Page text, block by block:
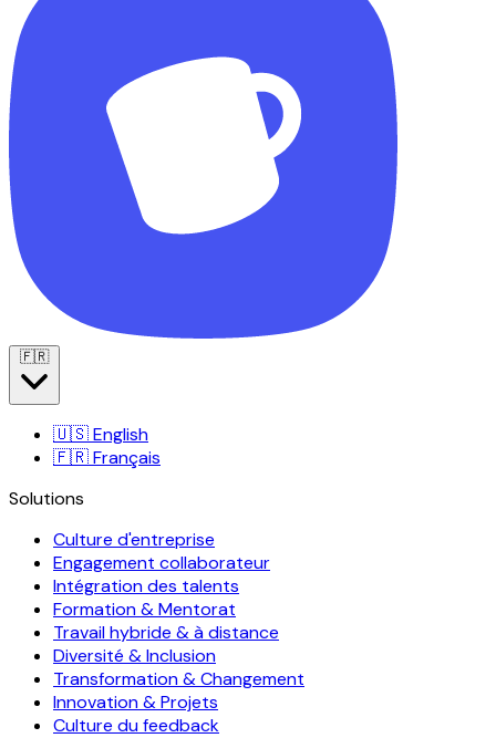
🇫🇷
🇺🇸English
🇫🇷Français
Solutions
Culture d'entreprise
Engagement collaborateur
Intégration des talents
Formation & Mentorat
Travail hybride & à distance
Diversité & Inclusion
Transformation & Changement
Innovation & Projets
Culture du feedback